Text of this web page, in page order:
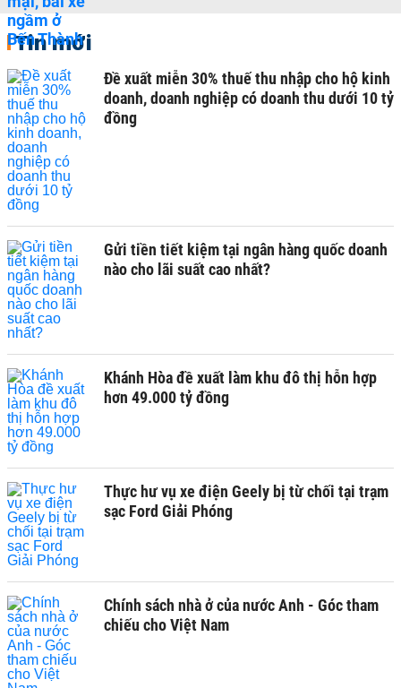
Tin mới
Đề xuất miễn 30% thuế thu nhập cho hộ kinh
doanh, doanh nghiệp có doanh thu dưới 10 tỷ
đồng
Gửi tiền tiết kiệm tại ngân hàng quốc doanh
nào cho lãi suất cao nhất?
Khánh Hòa đề xuất làm khu đô thị hỗn hợp
hơn 49.000 tỷ đồng
Thực hư vụ xe điện Geely bị từ chối tại trạm
sạc Ford Giải Phóng
Chính sách nhà ở của nước Anh - Góc tham
chiếu cho Việt Nam